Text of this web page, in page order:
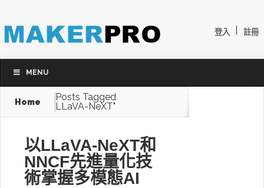
登入 註冊
MENU
Home
Posts Tagged
LLaVA-NeXT"
以LLaVA-NeXT和
NNCF先進量化技
術掌握多模態AI